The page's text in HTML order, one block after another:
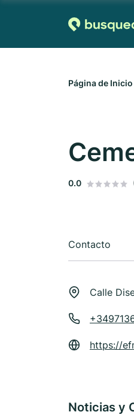
Página de Inicio
0.0
Contacto
Calle
https://
Noticias y